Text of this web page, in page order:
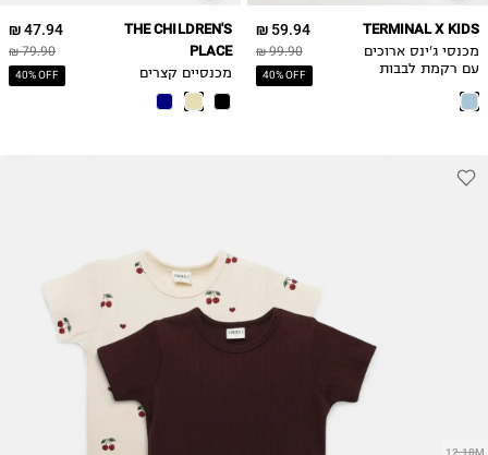
59.94 ₪
99.90 ₪
40% OFF
TERMINAL X KIDS
מכנסי ג'ינס ארוכים
עם רקמת לבבות
47.94 ₪
79.90 ₪
40% OFF
THE CHILDREN'S
PLACE
מכנסיים קצרים
12-18M